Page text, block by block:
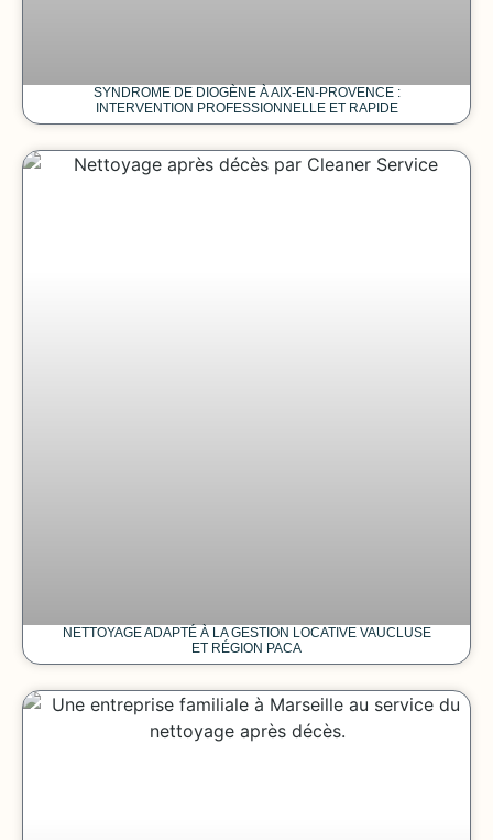
SYNDROME DE DIOGÈNE À AIX-EN-PROVENCE :
INTERVENTION PROFESSIONNELLE ET RAPIDE
NETTOYAGE ADAPTÉ À LA GESTION LOCATIVE VAUCLUSE
ET RÉGION PACA